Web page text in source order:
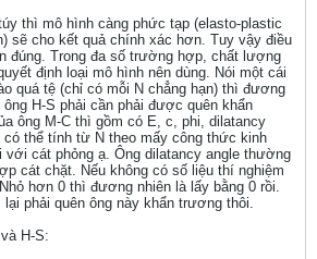
thì mô hình càng phức tạp (elasto-plastic
sẽ cho kết quả chính xác hơn. Tuy vậy điều
đúng. Trong đa số trường hợp, chất lượng
định loại mô hình nên dùng. Nói một cái
quá tệ (chỉ có mỗi N chẳng hạn) thì đương
H-S phải cần phải được quên khẩn
ông M-C thì gồm có E, c, phi, dilatancy
có thể tính từ N theo mấy công thức kinh
với cát phỏng ạ. Ông dilatancy angle thường
cát chặt. Nếu không có số liệu thí nghiệm
hơn 0 thì đương nhiên là lấy bằng 0 rồi.
phải quên ông này khẩn trương thôi.
H-S: